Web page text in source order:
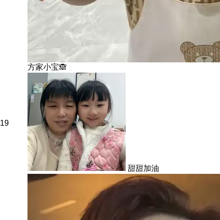
方家小宝🙈
19
甜甜加油